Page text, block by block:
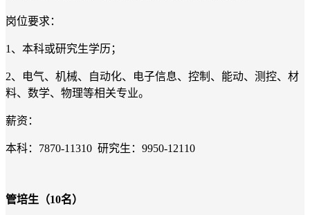
岗位要求：
1 、本科或研究生学历；
2、
电气、机械、自动化、电子信息、控制、能动、测控、材
料、数学、物理等相关专业。
薪资：
本科：7870-11310 研究生：9950-12110
管培生 （10名）